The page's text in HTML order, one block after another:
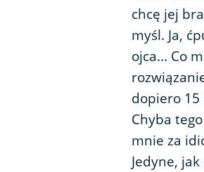
chcę jej
myśl. Ja,
ojca... Co
dopiero 15
Chyba
mnie za
Jedyne,